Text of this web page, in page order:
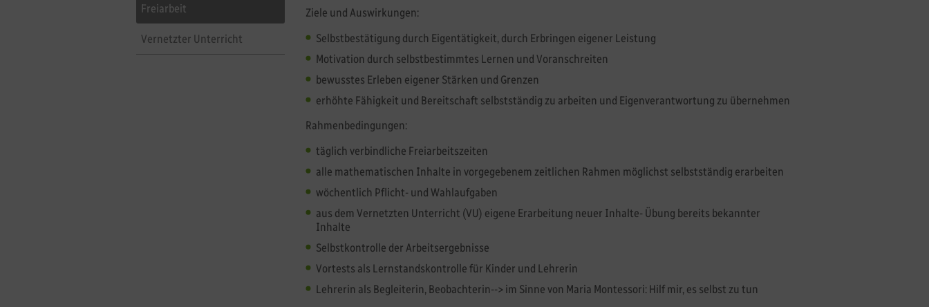
Freiarbeit
Vernetzter Unterricht
Ziele und Auswirkungen:
Selbstbestätigung durch Eigentätigkeit, durch Erbringen eigener Leistung
Motivation durch selbstbestimmtes Lernen und Voranschreiten
bewusstes Erleben eigener Stärken und Grenzen
erhöhte Fähigkeit und Bereitschaft selbstständig zu arbeiten und Eigenverantwortung zu übernehmen
Rahmenbedingungen:
täglich verbindliche Freiarbeitszeiten
alle mathematischen Inhalte in vorgegebenem zeitlichen Rahmen möglichst selbstständig erarbeiten
wöchentlich Pflicht- und Wahlaufgaben
aus dem Vernetzten Unterricht (VU) eigene Erarbeitung neuer Inhalte- Übung bereits bekannter
Inhalte
Selbstkontrolle der Arbeitsergebnisse
Vortests als Lernstandskontrolle für Kinder und Lehrerin
Lehrerin als Begleiterin, Beobachterin--> im Sinne von Maria Montessori: Hilf mir, es selbst zu tun